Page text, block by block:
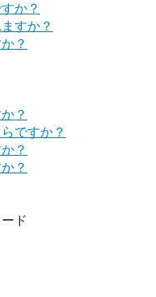
か？
すか？
？
？
ですか？
？
？